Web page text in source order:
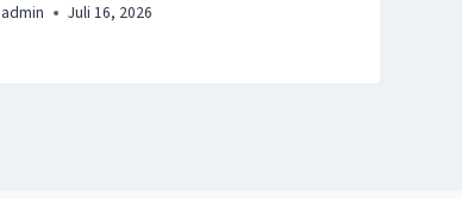
admin Juli 16, 2026